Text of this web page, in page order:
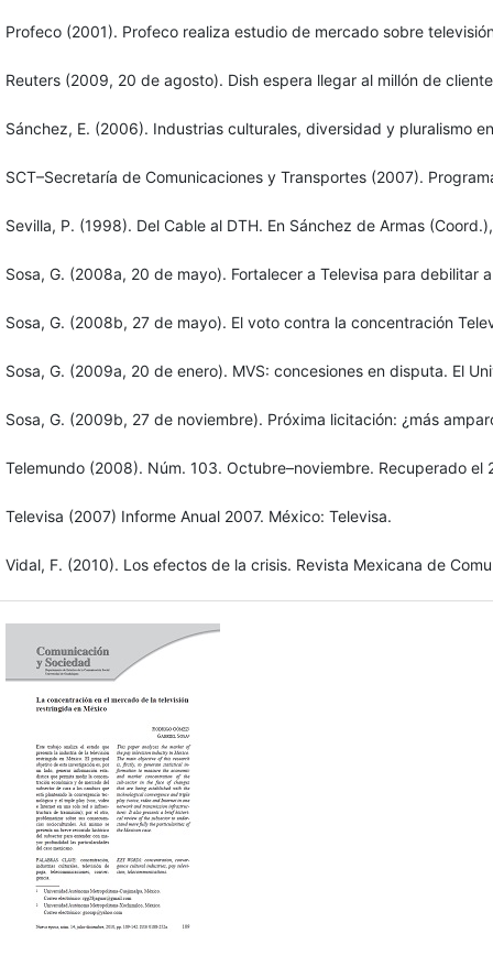
Profeco (2001). Profeco realiza estudio de mercado sobre
Reuters (2009, 20 de agosto). Dish espera llegar al millón de
Sánchez, E. (2006). Industrias culturales, diversidad y pluralismo
SCT–Secretaría de Comunicaciones y Transportes (2007).
Sevilla, P. (1998). Del Cable al DTH. En Sánchez de Armas
Sosa, G. (2008a, 20 de mayo). Fortalecer a Televisa para
Sosa, G. (2008b, 27 de mayo). El voto contra la concentración
Sosa, G. (2009a, 20 de enero). MVS: concesiones en disputa. El
Sosa, G. (2009b, 27 de noviembre). Próxima licitación: ¿más
Telemundo (2008). Núm. 103. Octubre–noviembre. Recuperado
Televisa (2007) Informe Anual 2007. México: Televisa.
Vidal, F. (2010). Los efectos de la crisis. Revista Mexicana de